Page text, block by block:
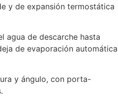
y de expansión termostática
agua de descarche hasta
de evaporación automática
y ángulo, con porta-